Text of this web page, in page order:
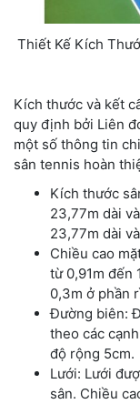
Thiết Kế Kích
Kích thước và kết
quy định bởi Liên
một số thông tin
sân tennis hoàn
Kích thước
23,77m dài
23,77m dài
Chiều cao
từ 0,91m đến
0,3m ở phần
Đường biên:
theo các
độ rộng 5cm.
Lưới: Lưới
sân. Chiều